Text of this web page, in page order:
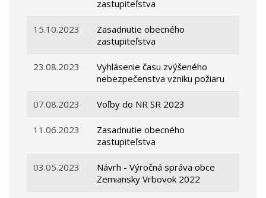
zastupiteľstva
15.10.2023
Zasadnutie obecného
zastupiteľstva
23.08.2023
Vyhlásenie času zvýšeného
nebezpečenstva vzniku požiaru
07.08.2023 Voľby do NR SR 2023
11.06.2023
Zasadnutie obecného
zastupiteľstva
03.05.2023
Návrh - Výročná správa obce
Zemiansky Vrbovok 2022